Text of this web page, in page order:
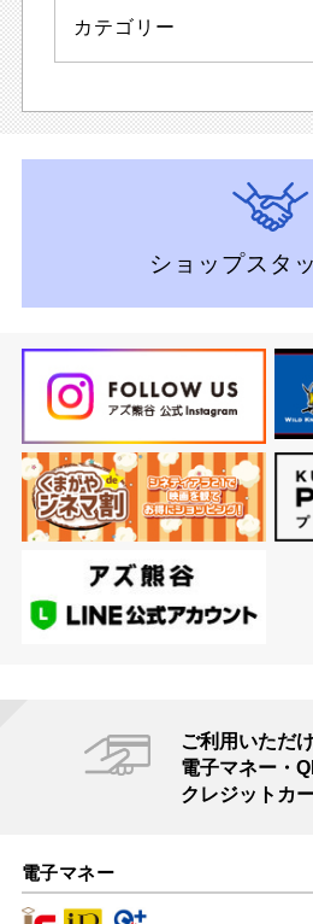
カテゴリー
ショップスタ
ご利用いただ
電子マネー・
クレジットカ
電子マネー